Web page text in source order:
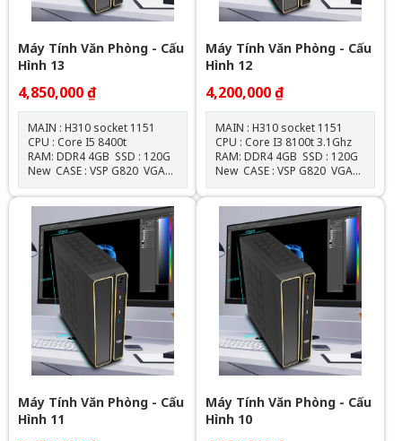
Máy Tính Văn Phòng - Cấu
Hình 13
4,850,000 ₫
MAIN : H310 socket 1151
CPU : Core I5 8400t
RAM: DDR4 4GB SSD : 120G
New CASE : VSP G820 VGA
: Onboard NGUỒN :
550W New
Máy Tính Văn Phòng - Cấu
Hình 12
4,200,000 ₫
MAIN : H310 socket 1151
CPU : Core I3 8100t 3.1Ghz
RAM: DDR4 4GB SSD : 120G
New CASE : VSP G820 VGA
: Onboard NGUỒN :
550W New
Máy Tính Văn Phòng - Cấu
Hình 11
Máy Tính Văn Phòng - Cấu
Hình 10